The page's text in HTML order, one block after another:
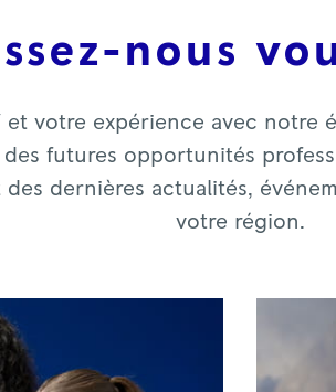
nous
et votre expérience avec notre
futures opportunités
dernières actualités,
votre région.